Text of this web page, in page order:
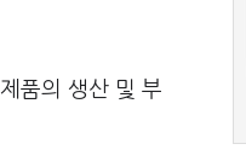
품의 생산 및 부